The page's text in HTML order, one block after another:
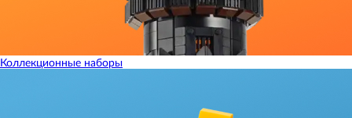
Коллекционные наборы